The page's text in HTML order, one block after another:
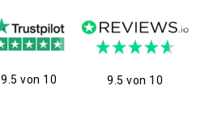
9.5 von 10 9.5 von 10